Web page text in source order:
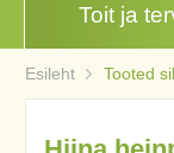
Toit ja
Esileht Tooted